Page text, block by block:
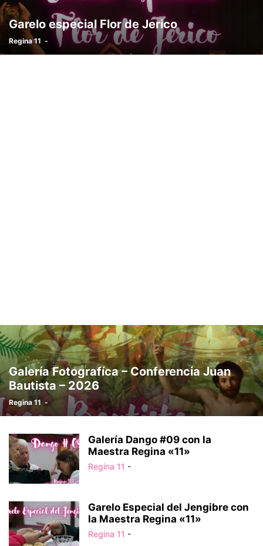
Garelo especial Flor de Jerico
Regina 11 -
Galería Fotografíca – Conferencia Juan
Bautista – 2026
Regina 11 -
Galería Dango #09 con la
Maestra Regina «11»
Regina 11 -
Garelo Especial del Jengibre con
la Maestra Regina «11»
Regina 11 -